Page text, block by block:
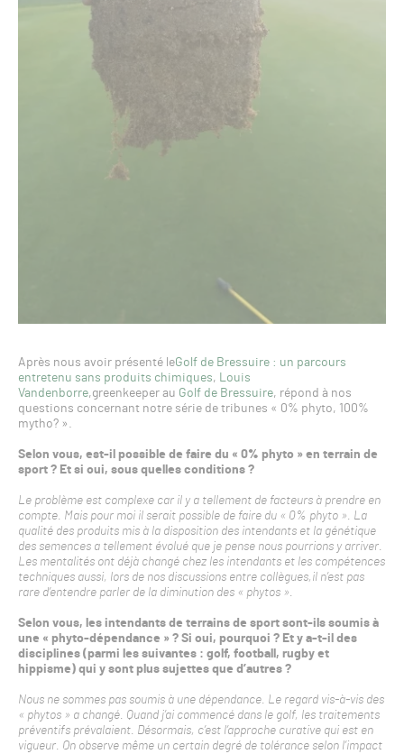
Après nous avoir présenté leGolf de Bressuire : un parcours
entretenu sans produits chimiques,
Louis
Vandenborre,greenkeeper au Golf de Bressuire, répond à nos
questions concernant notre série de tribunes « 0% phyto, 100%
mytho? ».
Selon vous, est-il possible de faire du « 0% phyto » en terrain de
sport ? Et si oui, sous quelles conditions ?
Le problème est complexe car il y a tellement de facteurs à prendre en
compte. Mais pour moi il serait possible de faire du « 0% phyto ». La
qualité des produits mis à la disposition des intendants et la génétique
des semences a tellement évolué que je pense nous pourrions y arriver.
Les mentalités ont déjà changé chez les intendants et les compétences
techniques aussi, lors de nos discussions entre collègues,il n’est pas
rare d’entendre parler de la diminution des « phytos ».
Selon vous, les intendants de terrains de sport sont-ils soumis à
une « phyto-dépendance » ? Si oui, pourquoi ? Et y a-t-il des
disciplines (parmi les suivantes : golf, football, rugby et
hippisme) qui y sont plus sujettes que d’autres ?
Nous ne sommes pas soumis à une dépendance. Le regard vis-à-vis des
« phytos » a changé. Quand j’ai commencé dans le golf, les traitements
préventifs prévalaient. Désormais, c’est l’approche curative qui est en
vigueur. On observe même un certain degré de tolérance selon l’impact